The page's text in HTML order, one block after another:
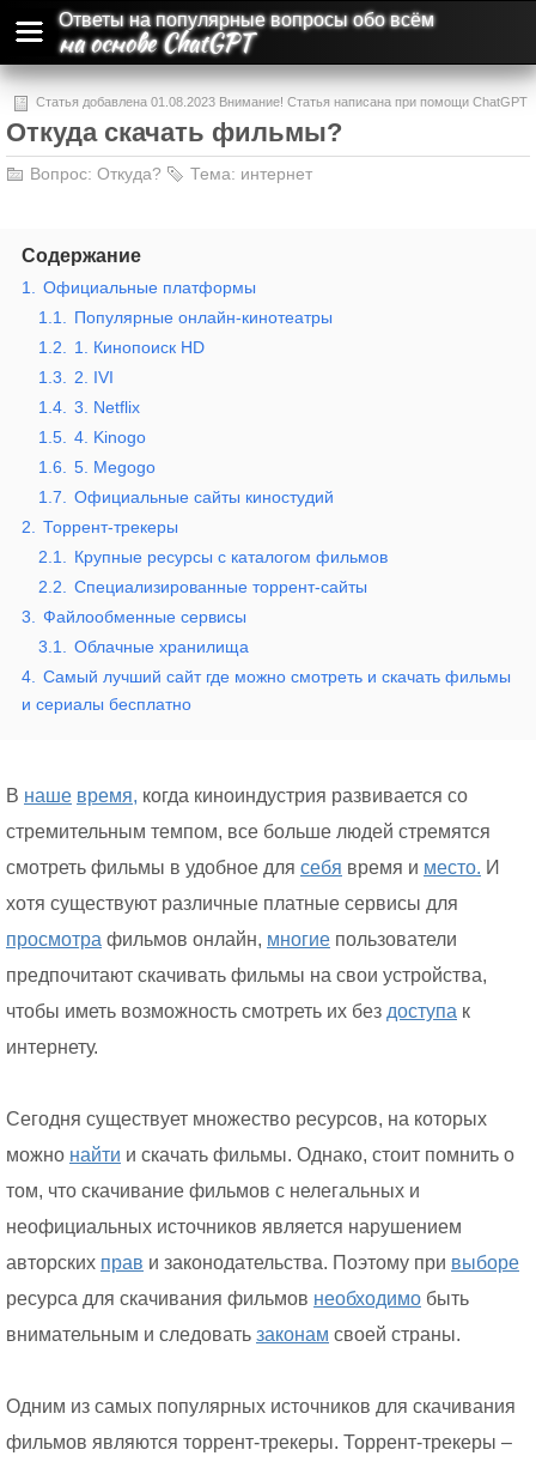
Ответы на популярные вопросы обо всём
на основе ChatGPT
Статья добавлена 01.08.2023 Внимание! Статья написана при помощи ChatGPT
и может содержать ошибки и неточности.
Откуда скачать фильмы?
Вопрос: Откуда? Тема: интернет
Содержание
1.
Официальные платформы
1.1.
Популярные онлайн-кинотеатры
1.2.
1. Кинопоиск HD
1.3.
2. IVI
1.4.
3. Netflix
1.5.
4. Kinogo
1.6.
5. Megogo
1.7.
Официальные сайты киностудий
2.
Торрент-трекеры
2.1.
Крупные ресурсы с каталогом фильмов
2.2.
Специализированные торрент-сайты
3.
Файлообменные сервисы
3.1.
Облачные хранилища
4.
Самый лучший сайт где можно смотреть и скачать фильмы
и сериалы бесплатно
В наше время, когда киноиндустрия развивается со
стремительным темпом, все больше людей стремятся
смотреть фильмы в удобное для себя время и место. И
хотя существуют различные платные сервисы для
просмотра фильмов онлайн, многие пользователи
предпочитают скачивать фильмы на свои устройства,
чтобы иметь возможность смотреть их без доступа к
интернету.
Сегодня существует множество ресурсов, на которых
можно найти и скачать фильмы. Однако, стоит помнить о
том, что скачивание фильмов с нелегальных и
неофициальных источников является нарушением
авторских прав и законодательства. Поэтому при выборе
ресурса для скачивания фильмов необходимо быть
внимательным и следовать законам своей страны.
Одним из самых популярных источников для скачивания
фильмов являются торрент-трекеры. Торрент-трекеры –